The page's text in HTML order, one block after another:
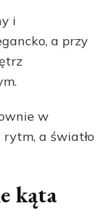
i
a przy
w
rytm, a światło
kąta